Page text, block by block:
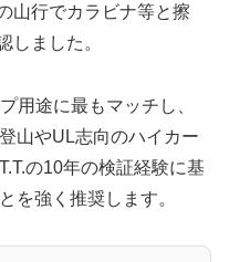
山行でカラビナ等と擦
しました。
用途に最もマッチし、
山やUL志向のハイカー
の10年の検証経験に基
を強く推奨します。